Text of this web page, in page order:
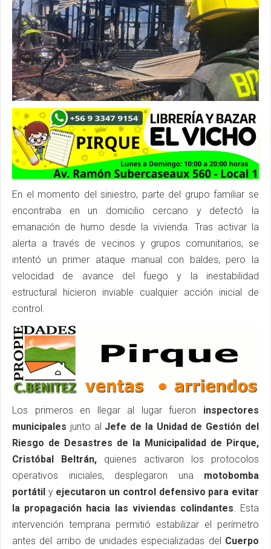
En el momento del siniestro, parte del grupo familiar se
encontraba en un domicilio cercano y detectó la
emanación de humo desde la vivienda. Tras activar la
alerta a través de vecinos y grupos comunitarios, se
intentó un primer ataque manual con baldes, pero la
velocidad de avance del fuego y la inestabilidad
estructural hicieron inviable cualquier acción inicial de
control.
Los primeros en llegar al lugar fueron inspectores
municipales junto al Jefe de la Unidad de Gestión del
Riesgo de Desastres de la Municipalidad de Pirque,
Cristóbal Beltrán, quienes activaron los protocolos
operativos iniciales, desplegaron una motobomba
portátil yejecutaron un control defensivo para evitar
la propagación hacia las viviendas colindantes . Esta
intervención temprana permitió estabilizar el perímetro
antes del arribo de unidades especializadas del Cuerpo